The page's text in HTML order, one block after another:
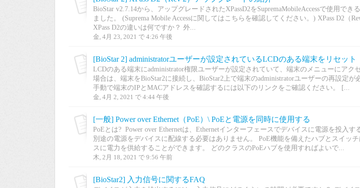
BioStar v2.7.14から、アップグレードされたXPassD2をSupremaMobileAccessで使用でき
ました。 (Suprema Mobile Accessに関してはこちらを確認してください。) XPass D2（
XPass D2の違いは何ですか？ 外...
金, 4月 23, 2021 で 4:26 午後
[BioStar 2] administratorユーザーが設定されているLCDのある端末をリセット
LCDのある端末にadministrator権限ユーザーが設定されていて、端末のメニューにアク
場合は、端末をBioStar2に接続し、BioStar2上で端末のadministratorユーザーの再設定が
手動で端末のIPとMACアドレスを確認するには以下のリンクをご確認ください。 [...
金, 4月 2, 2021 で 4:44 午後
[一般] Power over Ethernet（PoE）\ PoEと電源を同時に使用する
PoEとは? Power over Ethernetは、Ethernetインターフェースでデバイスに電源を投入す
別途の電源をデバイスに配線する必要はありません。 PoE機能を備えたハブとスイッ
スに電力を供給することができます。 どのクラスのPoEハブを使用すればよいで...
木, 2月 18, 2021 で 9:56 午前
[BioStar2] 入力信号に関するFAQ